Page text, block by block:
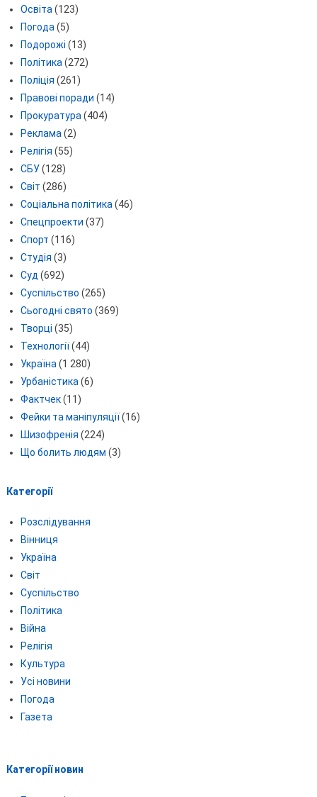
Освіта (123)
Погода (5)
Подорожі (13)
Політика (272)
Поліція (261)
Правові поради (14)
Прокуратура (404)
Реклама (2)
Релігія (55)
СБУ(128)
Світ (286)
Соціальна політика (46)
Спецпроекти (37)
Спорт (116)
Студія (3)
Суд (692)
Суспільство (265)
Сьогодні свято (369)
Творці (35)
Технології(44)
Україна (1 280)
Урбаністика (6)
Фактчек(11)
Фейки та маніпуляції(16)
Шизофренія (224)
Що болить людям (3)
Категорії
Розслідування
Вінниця
Україна
Світ
Суспільство
Політика
Війна
Релігія
Культура
Усі новини
Погода
Газета
Категорії новин